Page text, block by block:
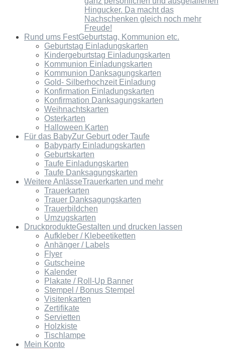
Hingucker. Da macht das
Nachschenken gleich noch mehr
Freude!
Rund ums FestGeburtstag, Kommunion etc.
Geburtstag Einladungskarten
Kindergeburtstag Einladungskarten
Kommunion Einladungskarten
Kommunion Danksagungskarten
Gold- Silberhochzeit Einladung
Konfirmation Einladungskarten
Konfirmation Danksagungskarten
Weihnachtskarten
Osterkarten
Halloween Karten
Für das BabyZur Geburt oder Taufe
Babyparty Einladungskarten
Geburtskarten
Taufe Einladungskarten
Taufe Danksagungskarten
Weitere AnlässeTrauerkarten und mehr
Trauerkarten
Trauer Danksagungskarten
Trauerbildchen
Umzugskarten
DruckprodukteGestalten und drucken lassen
Aufkleber / Klebeetiketten
Anhänger / Labels
Flyer
Gutscheine
Kalender
Plakate / Roll-Up Banner
Stempel / Bonus Stempel
Visitenkarten
Zertifikate
Servietten
Holzkiste
Tischlampe
Mein Konto